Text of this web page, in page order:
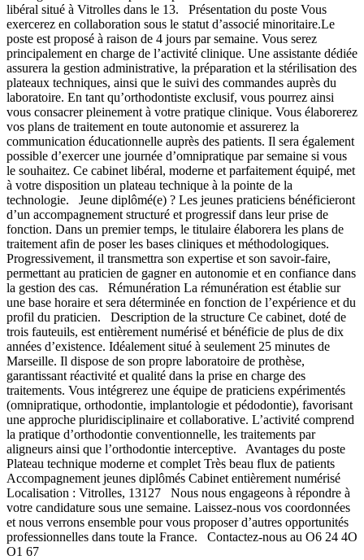
libéral situé à Vitrolles dans le 13. Présentation du poste Vous
exercerez en collaboration sous le statut d’associé minoritaire.Le
poste est proposé à raison de 4 jours par semaine. Vous serez
principalement en charge de l’activité clinique. Une assistante dédiée
assurera la gestion administrative, la préparation et la stérilisation des
plateaux techniques, ainsi que le suivi des commandes auprès du
laboratoire. En tant qu’orthodontiste exclusif, vous pourrez ainsi
vous consacrer pleinement à votre pratique clinique. Vous élaborerez
vos plans de traitement en toute autonomie et assurerez la
communication éducationnelle auprès des patients. Il sera également
possible d’exercer une journée d’omnipratique par semaine si vous
le souhaitez. Ce cabinet libéral, moderne et parfaitement équipé, met
à votre disposition un plateau technique à la pointe de la
technologie. Jeune diplômé(e) ? Les jeunes praticiens bénéficieront
d’un accompagnement structuré et progressif dans leur prise de
fonction. Dans un premier temps, le titulaire élaborera les plans de
traitement afin de poser les bases cliniques et méthodologiques.
Progressivement, il transmettra son expertise et son savoir-faire,
permettant au praticien de gagner en autonomie et en confiance dans
la gestion des cas. Rémunération La rémunération est établie sur
une base horaire et sera déterminée en fonction de l’expérience et du
profil du praticien. Description de la structure Ce cabinet, doté de
trois fauteuils, est entièrement numérisé et bénéficie de plus de dix
années d’existence. Idéalement situé à seulement 25 minutes de
Marseille. Il dispose de son propre laboratoire de prothèse,
garantissant réactivité et qualité dans la prise en charge des
traitements. Vous intégrerez une équipe de praticiens expérimentés
(omnipratique, orthodontie, implantologie et pédodontie), favorisant
une approche pluridisciplinaire et collaborative. L’activité comprend
la pratique d’orthodontie conventionnelle, les traitements par
aligneurs ainsi que l’orthodontie interceptive. Avantages du poste
Plateau technique moderne et complet Très beau flux de patients
Accompagnement jeunes diplômés Cabinet entièrement numérisé
Localisation : Vitrolles, 13127 Nous nous engageons à répondre à
votre candidature sous une semaine. Laissez-nous vos coordonnées
et nous verrons ensemble pour vous proposer d’autres opportunités
professionnelles dans toute la France. Contactez-nous au O6 24 4O
O1 67